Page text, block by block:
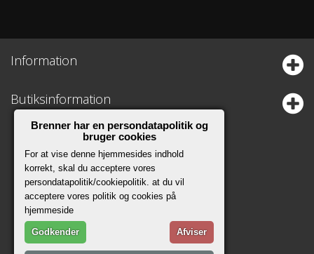
Information
Butiksinformation
Brenner har en persondatapolitik og
bruger cookies
For at vise denne hjemmesides indhold
korrekt, skal du acceptere vores
persondatapolitik/cookiepolitik. at du vil
acceptere vores politik og cookies på
hjemmeside
Godkender Afviser